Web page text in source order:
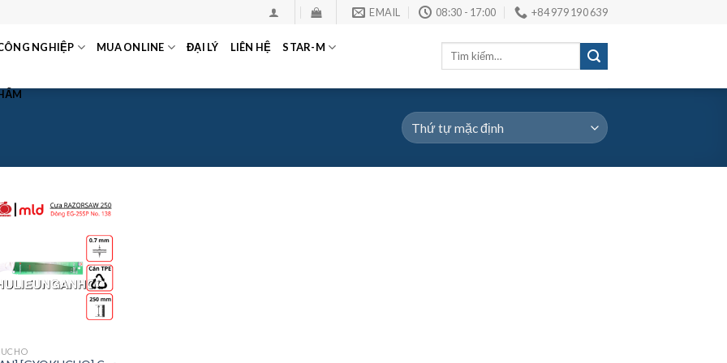
EMAIL 08:30 - 17:00 +84 979 190 639
NGHIỆP MUA ONLINE ĐẠI LÝ LIÊN HỆ STAR-M
Tìm